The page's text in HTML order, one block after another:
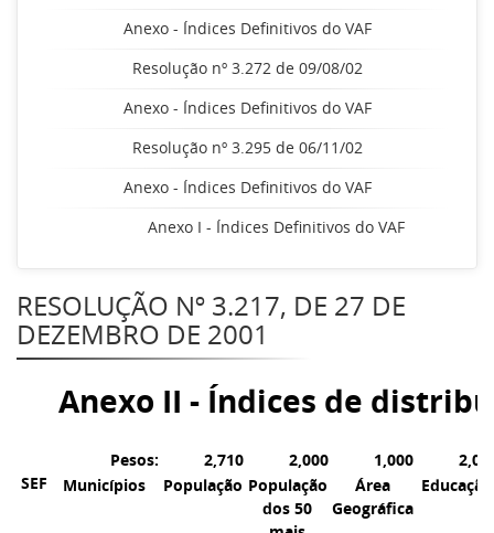
Anexo - Índices Definitivos do VAF
Resolução nº 3.272 de 09/08/02
Anexo - Índices Definitivos do VAF
Resolução nº 3.295 de 06/11/02
Anexo - Índices Definitivos do VAF
Anexo I - Índices Definitivos do VAF
RESOLUÇÃO Nº 3.217, DE 27 DE
DEZEMBRO DE 2001
Anexo II - Índices de
SEF
Pesos: 2,710 2,000 1,000
Municípios
População População
dos 50
Área
Geográfica
Educação